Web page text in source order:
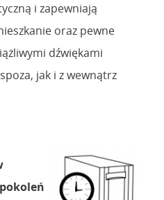
i zapewniają
oraz pewne
dźwiękami
jak i z wewnątrz